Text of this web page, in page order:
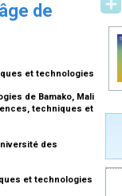
de
et technologies
de Bamako, Mali
techniques et
des
et technologies